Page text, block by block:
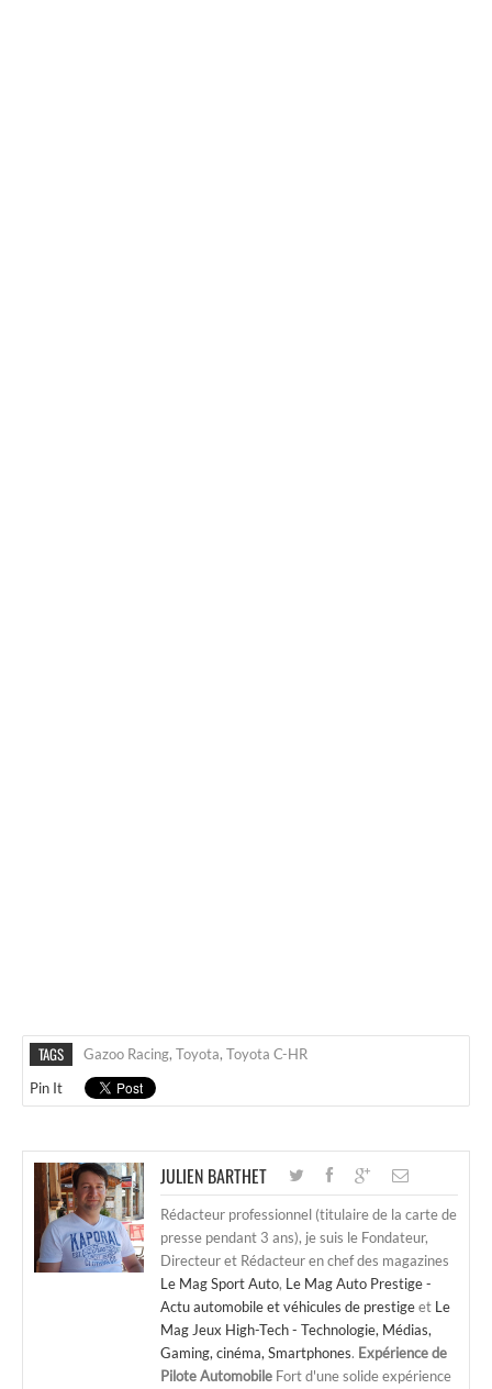
TAGS Gazoo Racing, Toyota, Toyota C-HR
Pin It
JULIEN BARTHET
Rédacteur professionnel (titulaire de la carte de
presse pendant 3 ans), je suis le Fondateur,
Directeur et Rédacteur en chef des magazines
Le Mag Sport Auto, Le Mag Auto Prestige -
Actu automobile et véhicules de prestigeet Le
Mag Jeux High-Tech - Technologie, Médias,
Gaming, cinéma, Smartphones. Expérience de
Pilote Automobile Fort d'une solide expérience